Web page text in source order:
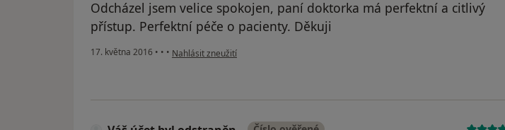
Odcházel jsem velice spokojen, paní doktorka má perfektní a citlivý
přístup. Perfektní péče o pacienty. Děkuji
17. května 2016 • • • podle názoru uživatele Váš účet byl odstraněn
Nahlásit zneužití